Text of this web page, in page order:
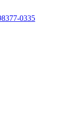
0335